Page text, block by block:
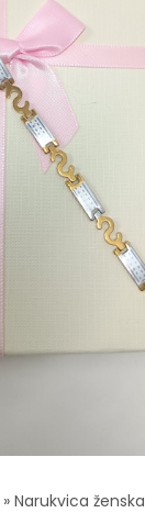
» Narukvica ženska